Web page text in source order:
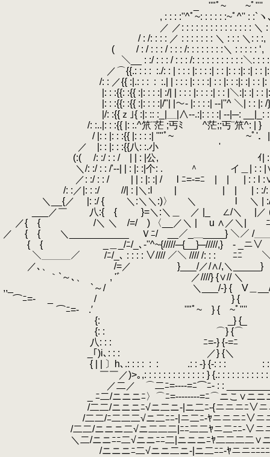
_ ''"ﾟ~￣￣~ﾟ"''
, : : : :''^ﾟ~: : : : : :~ﾟ^'' : :`ヽ
／ ／: : : : : : : : : : : : : : : ＼ :
/ : /: : : : ／ : : : : : : : ＼ : : : ＼: : :,
( / : / : : : / : : : /: : : : : : : :＼ : : : : :
＼__ : :/ : : : / : : : /: : : : : : : : : : :＼: : : :
／⌒{{.: : : : :./: : | : : : |: : : :| : : |: : :|: :| : :
/: : ／{{ :|.: : : : :.| | : : : |: : : :| : : |: : :|: :| : : |:
|: : :{{: :{{ :|: : : :| :/| | : : : |: : : :| : : |＼:|: :| : : |: :
|: : :{{: :{{ :|: : : :|/"| |～- |: : : :| -‐|''^ ＼| : : |: /
|/: :{{ｚ｣{ :|: :: :_|＿|∧‐-.:|: : : :| --|─: __|_: : |Y
/: :..|: : :{{ |: :.^笊¨茫 ;丐ﾐ￣￣^茫;;丐¨笊^: | }
/ |: : |: : :{{ |: : : :| ''"ﾟ~￣ ￣~ﾟ'．| : : |ｿ |:}}: :
／ |: : |: : :{{八: :.小 ' .ﾉ : : ||
(:( /: :/ : : / | | : |公, ｲ| : : |i / }}:
＼/: :/ : : /'‐-| | : |: :|个: .
＾ イ＿| : : |∨ /:
／: :/ : : / | | : |: :| / l ﾆ=‐=ﾆ | | | : : l :∨⌒
/: :／|: : :/ //| : |＼:l | | | | : :/: : 〉
＼__{／ |: :/ { ＼:＼＼:)〉 ＼ l ＼ | :/
___／￣ 八:{ { }=＼:＼＿ ／ |_ ∠/＼
／{ { /＼ ＼ /=/ ) 〈__／＼ | u ∧／
／ { { ＼___________ Ｖﾆ/ __／_＿
{ { _＿_/ﾆ/_､‐''^~{/////─{__}─/////,}
＼＿＿＿／￣ /ﾆ/_､ : : : : ∨//// ／＼ //// /: : :
ﾆﾆ￣
／､、 /=／ }___/／/∧/,＼_____} ｀
｀`～､、 , 'ﾞ ／////} {∨//
,,_ `～/ ＼___/-} { V
⌒ﾆ=- _ / }
⌒ﾆ=‐ .′ ''"ﾟ~￣} {
{: _} {_
{: :
⌒} {⌒
八: : :
ﾆ=-} {-
_｢)i､: : :
／} {
{ | | 〕h､.: : : : : : .: : -} {-: : :
:
￣￣／)>｡,: : : : : : : : : : : : : } {.: : : : : : : : : : : : :
／二／ ⌒二ﾆ=‐‐‐‐=ﾆ⌒ﾆ- : : _________ :
_ ﾆ二/ニニニﾆ〉⌒ﾆ=‐‐‐‐‐‐‐‐=ﾆ⌒ニこ∨ニニ
/二二/ニニニﾆ√ニ二ニ‐|ニ二ﾆ‐{ニニニﾆ∨ニ
/二二/ﾆ二二二√ニ二ﾆﾆ-|ニ二ﾆ‐ﾔニニニﾆ∨ニ
/二二/ニニニ二√ニ二二二|ﾆﾆ二二ﾔニ二ﾆﾆ‐∨ニニ
＼二/ニニﾆﾆ二√ニニﾆﾆ二|ニニニﾆﾔ二二二二∨ニ
/ニニニﾆ二√ニニ二ニ‐|ニ二ﾆﾆ-ﾔニニﾆﾆﾆﾆ